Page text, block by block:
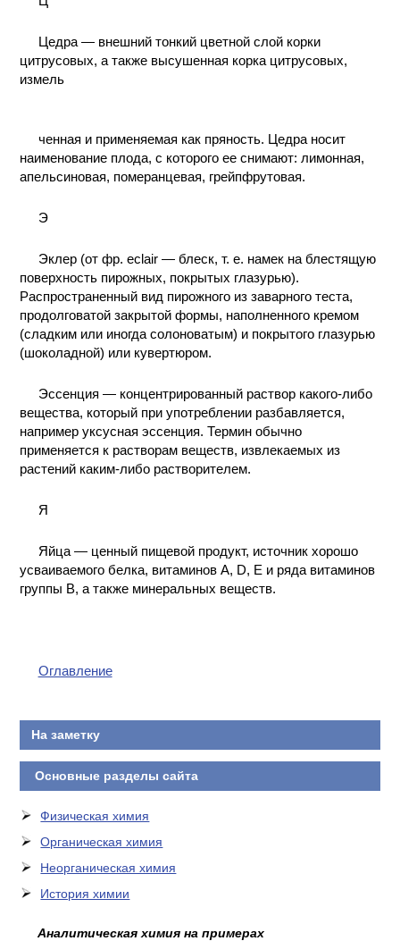
Цедра — внешний тонкий цветной слой корки
цитрусовых, а также высушенная корка цитрусовых,
измель
ченная и применяемая как пряность. Цедра носит
наименование плода, с которого ее снимают: лимонная,
апельсиновая, померанцевая, грейпфрутовая.
Э
Эклер (от фр. eclair — блеск, т. е. намек на блестящую
поверхность пирожных, покрытых глазурью).
Распространенный вид пирожного из заварного теста,
продолговатой закрытой формы, наполненного кремом
(сладким или иногда солоноватым) и покрытого глазурью
(шоколадной) или кувертюром.
Эссенция — концентрированный раствор какого-либо
вещества, который при употреблении разбавляется,
например уксусная эссенция. Термин обычно
применяется к растворам веществ, извлекаемых из
растений каким-либо растворителем.
Я
Яйца — ценный пищевой продукт, источник хорошо
усваиваемого белка, витаминов A, D, E и ряда витаминов
группы В, а также минеральных веществ.
Оглавление
На заметку
Основные разделы сайта
Физическая химия
Органическая химия
Неорганическая химия
История химии
Аналитическая химия на примерах